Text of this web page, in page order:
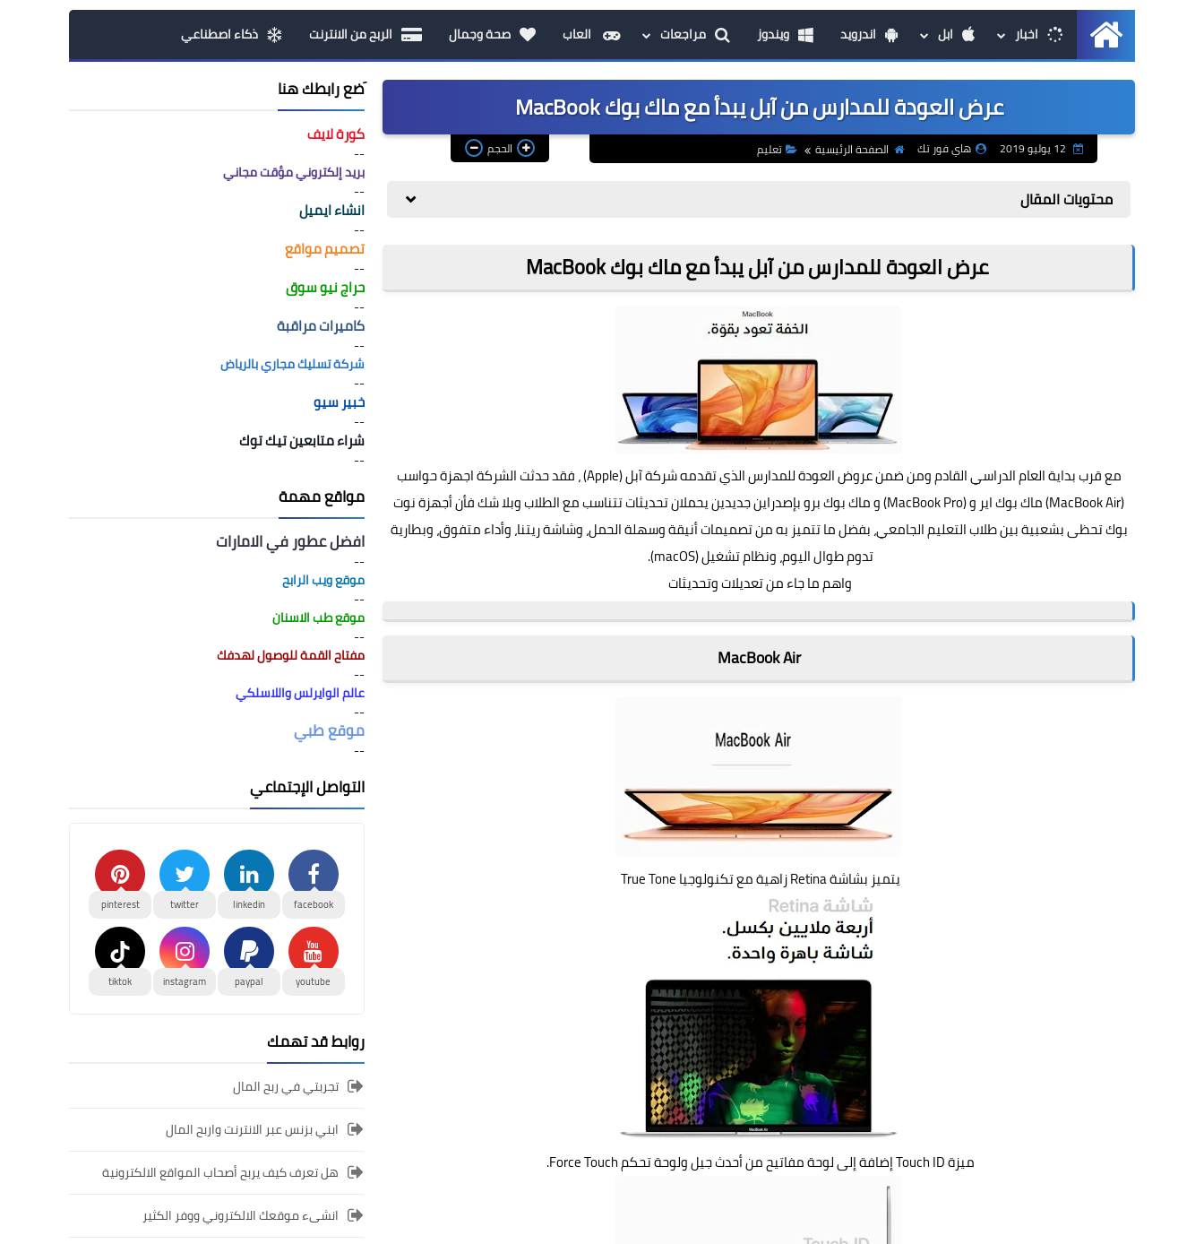
الرئيسيةاخبار ابل اندرويد ويندوز مراجعات العاب صحة وجمال الربح من الانترنت ذكاء اصطناعي
عرض العودة للمدارس من آبل يبدأ مع ماك بوك MacBook
هاي فور تك الصفحة الرئيسية تعليم الحجم
محتويات المقال
عرض العودة للمدارس من آبل يبدأ مع ماك بوك MacBook
مع قرب بداية العام الدراسي القادم ومن ضمن عروض العودة للمدارس الذي تقدمه شركة آبل (Apple) ، فقد حدثت الشركة اجهزة حواسب
(MacBook Air) ماك بوك اير و (MacBook Pro) و ماك بوك برو بإصدراين جديدين يحملان تحديثات تتناسب مع الطلاب وبلا شك فأن أجهزة نوت
بوك تحظى بشعبية بين طلاب التعليم الجامعي، بفضل ما تتميز به من تصميمات أنيقة وسهلة الحمل، وشاشة ريتنا، وأداء متفوق، وبطارية
تدوم طوال اليوم، ونظام تشغيل (macOS).
واهم ما جاء من تعديلات وتحديثات
MacBook Air
يتميز بشاشة Retina زاهية مع تكنولوجيا True Tone
ميزة Touch ID إضافة إلى لوحة مفاتيح من أحدث جيل ولوحة تحكم Force Touch.
َضع رابطك هنا
كورة لايف
--
بريد إلكتروني مؤقت مجاني
--
انشاء ايميل
--
تصميم مواقع
--
حراج نيو سوق
--
كاميرات مراقبة
--
شركة تسليك مجاري بالرياض
--
خبير سيو
--
شراء متابعين تيك توك
--
مواقع مهمة
افضل عطور في الامارات
--
موقع ويب الرابح
--
موقع طب الاسنان
--
مفتاح القمة للوصول لهدفك
--
عالم الوايرلس واللاسلكي
--
موقع طبي
--
التواصل الإجتماعي
facebook
linkedin
twitter
pinterest
youtube
paypal
instagram
tiktok
روابط قد تهمك
تجربتي في ربح المال
ابني بزنس عبر الانترنت واربح المال
هل تعرف كيف يربح أصحاب المواقع الالكترونية
انشىء موقعك الالكتروني ووفر الكثير